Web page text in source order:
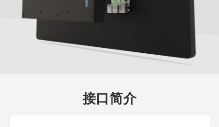
接口简介